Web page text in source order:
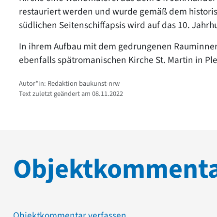
restauriert werden und wurde gemäß dem
südlichen Seitenschiffapsis wird auf das 10.
In ihrem Aufbau mit dem gedrungenen
ebenfalls spätromanischen Kirche St. Martin in
Autor*in: Redaktion baukunst-nrw
Text zuletzt geändert am 08.11.2022